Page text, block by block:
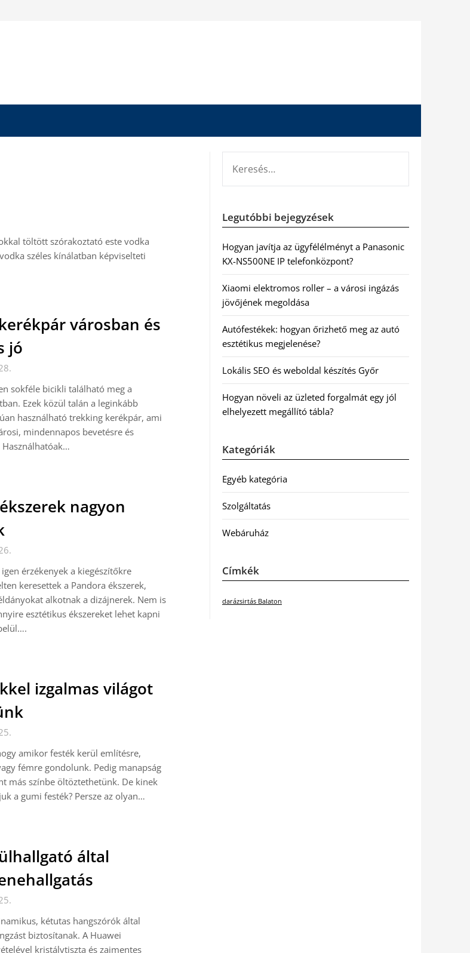
töltött szórakoztató este vodka
széles kínálatban képviselteti
városban és
jó
sokféle bicikli található meg a
Ezek közül talán a leginkább
használható trekking kerékpár, ami
mindennapos bevetésre és
nagyon
érzékenyek a kiegészítőkre
keresettek a Pandora ékszerek,
alkotnak a dizájnerek. Nem is
esztétikus ékszereket lehet kapni
izgalmas világot
amikor festék kerül említésre,
fémre gondolunk. Pedig manapság
más színbe öltöztethetünk. De kinek
a gumi festék? Persze az olyan…
által
kétutas hangszórók által
biztosítanak. A Huawei
kristálytiszta és zajmentes
Legutóbbi bejegyzések
Hogyan javítja az ügyfélélményt a Panasonic
KX-NS500NE IP telefonközpont?
Xiaomi elektromos roller – a városi ingázás
jövőjének megoldása
Autófestékek: hogyan őrizhető meg az autó
esztétikus megjelenése?
Lokális SEO és weboldal készítés Győr
Hogyan növeli az üzleted forgalmát egy jól
elhelyezett megállító tábla?
Kategóriák
Egyéb kategória
Szolgáltatás
Webáruház
Címkék
darázsirtás Balaton